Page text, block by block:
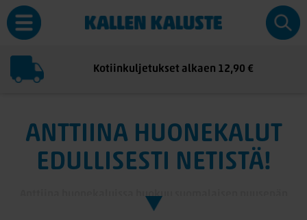
Kotiinkuljetukset alkaen 12,90 €
ANTTIINA HUONEKALUT
EDULLISESTI NETISTÄ!
Anttiina huonekaluissa huokuu suomalaisen puusepän
kädentaito.